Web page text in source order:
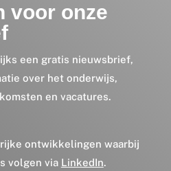
voor onze
een gratis nieuwsbrief,
over het onderwijs,
en vacatures.
ontwikkelingen waarbij
volgen via LinkedIn.